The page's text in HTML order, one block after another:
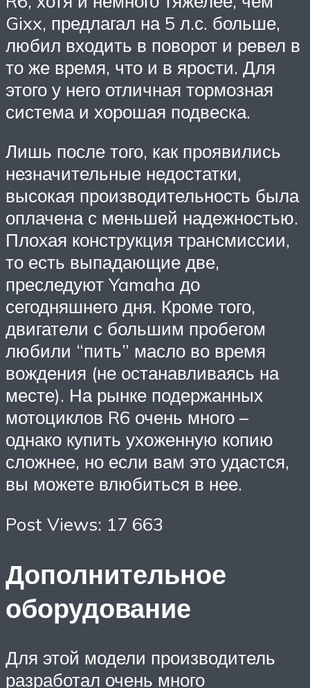
Gixx, ​​предлагал на 5 л.с. больше,
любил входить в поворот и ревел в
то же время, что и в ярости. Для
этого у него отличная тормозная
система и хорошая подвеска.
Лишь после того, как проявились
незначительные недостатки,
высокая производительность была
оплачена с меньшей надежностью.
Плохая конструкция трансмиссии,
то есть выпадающие две,
преследуют Yamaha до
сегодняшнего дня. Кроме того,
двигатели с большим пробегом
любили “пить” масло во время
вождения (не останавливаясь на
месте). На рынке подержанных
мотоциклов R6 очень много –
однако купить ухоженную копию
сложнее, но если вам это удастся,
вы можете влюбиться в нее.
Post Views: 17 663
Дополнительное
оборудование
Для этой модели производитель
разработал очень много